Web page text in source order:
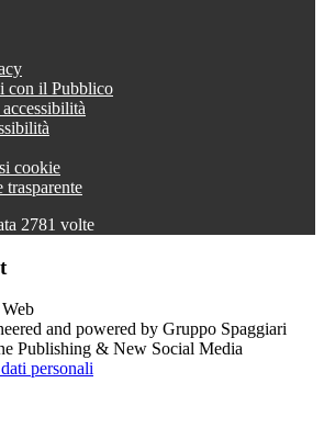
con il Pubblico
cookie
2781 volte
and powered by Gruppo Spaggiari
Publishing & New Social Media
personali